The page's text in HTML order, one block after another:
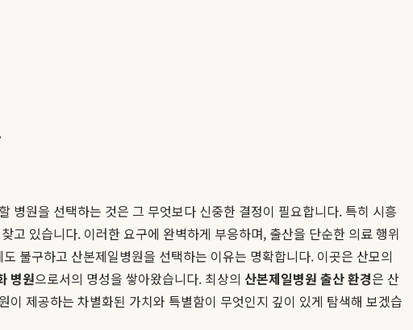
병원을 선택하는 것은 그 무엇보다 신중한 결정이 필요합니다. 특히 시흥
고 있습니다. 이러한 요구에 완벽하게 부응하며, 출산을 단순한 의료 행위
불구하고 산본제일병원을 선택하는 이유는 명확합니다. 이곳은 산모의
병원으로서의 명성을 쌓아왔습니다. 최상의 산본제일병원 출산 환경은 산
제공하는 차별화된 가치와 특별함이 무엇인지 깊이 있게 탐색해 보겠습